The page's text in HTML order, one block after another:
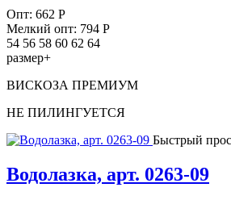
Опт: 662 Р
Мелкий опт: 794 Р
54 56 58 60 62 64
размер+
ВИСКОЗА ПРЕМИУМ
НЕ ПИЛИНГУЕТСЯ
Быстрый
Водолазка, арт. 0263-09